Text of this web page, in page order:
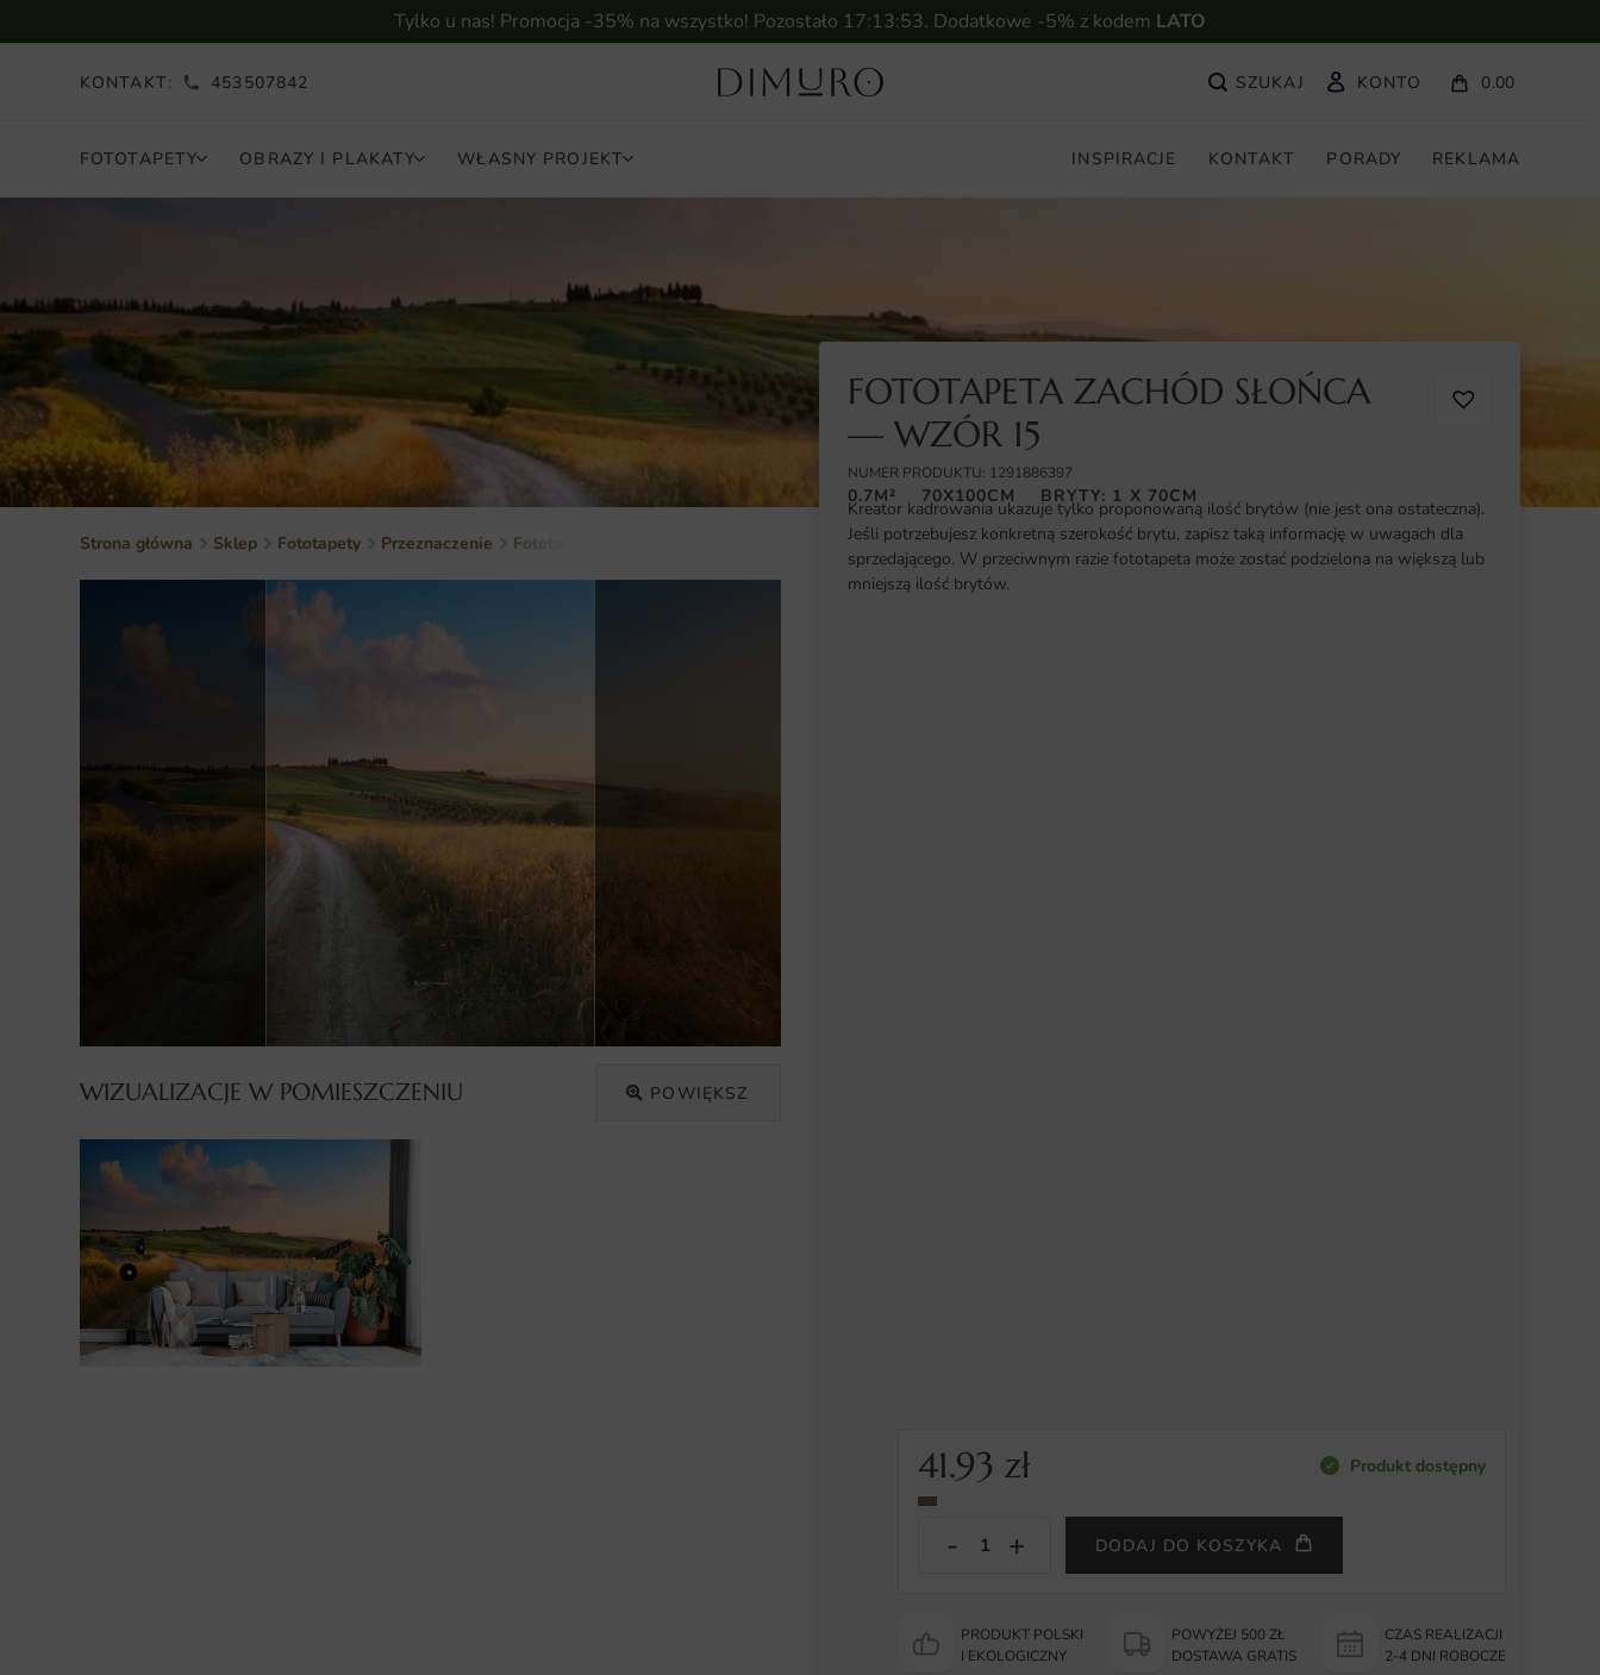
Tylko u nas! Promocja -35% na wszystko! Pozostało 17:13:52. Dodatkowe -5% z kodem LATO
KONTAKT: 453507842 KONTO 0.00
FOTOTAPETY OBRAZY I PLAKATY WŁASNY PROJEKT INSPIRACJE KONTAKT PORADY REKLAMA
Strona główna Sklep Fototapety Przeznaczenie Fototapety do salonu Fototapeta Zachód Słońca
WIZUALIZACJE W POMIESZCZENIU POWIĘKSZ
FOTOTAPETA ZACHÓD SŁOŃCA
— WZÓR 15
NUMER PRODUKTU: 1291886397
0.7M² 70X100CM BRYTY: 1 X 70CM
Kreator kadrowania ukazuje tylko proponowaną ilość brytów (nie jest ona ostateczna).
Jeśli potrzebujesz konkretną szerokość brytu, zapisz taką informację w uwagach dla
sprzedającego. W przeciwnym razie fototapeta może zostać podzielona na większą lub
mniejszą ilość brytów.
41.93zł Produkt dostępny
DODAJ DO KOSZYKA
PRODUKT POLSKI
I EKOLOGICZNY
POWYŻEJ 500 ZŁ
DOSTAWA GRATIS
CZAS REALIZACJI
2-4 DNI ROBOCZE